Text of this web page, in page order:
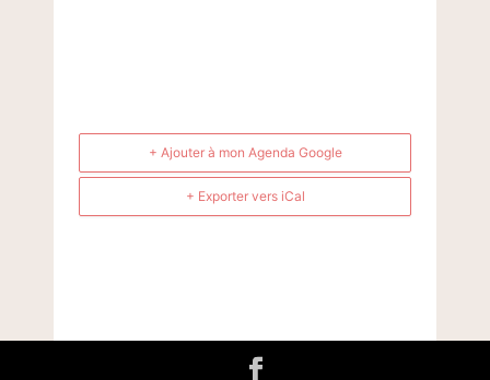
+ Ajouter à mon Agenda Google
+ Exporter vers iCal